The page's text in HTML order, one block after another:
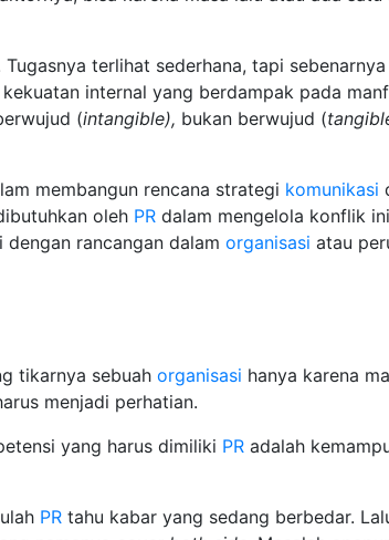
Tugasnya terlihat sederhana, tapi
internal yang berdampak pada
(intangible), bukan berwujud (
membangun rencana strategi komunikasi
oleh PR dalam mengelola konflik
dengan rancangan dalam organisasi atau
tikarnya sebuah organisasi hanya karena
menjadi perhatian.
yang harus dimiliki PR adalah
PR tahu kabar yang sedang berbedar.